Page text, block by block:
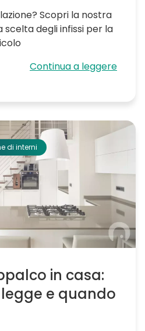
Scopri la nostra
degli infissi per la
Continua a leggere
di interni
in casa:
e quando